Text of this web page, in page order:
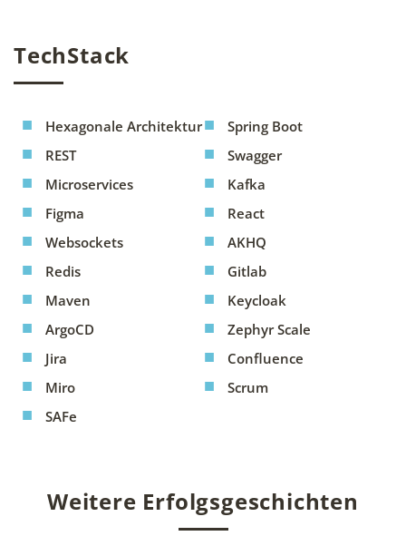
TechStack
Hexagonale Architektur
Spring Boot
REST
Swagger
Microservices
Kafka
Figma
React
Websockets
AKHQ
Redis
Gitlab
Maven
Keycloak
ArgoCD
Zephyr Scale
Jira
Confluence
Miro
Scrum
SAFe
Weitere Erfolgsgeschichten